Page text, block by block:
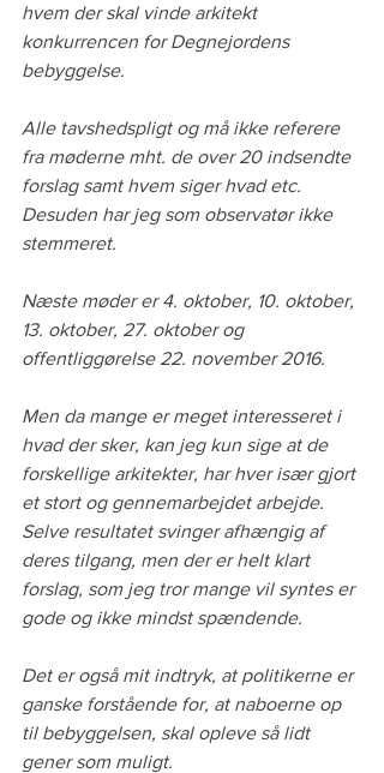
hvem der skal vinde arkitekt
konkurrencen for Degnejordens
bebyggelse.
Alle tavshedspligt og må ikke referere
fra møderne mht. de over 20 indsendte
forslag samt hvem siger hvad etc.
Desuden har jeg som observatør ikke
stemmeret.
Næste møder er 4. oktober, 10. oktober,
13. oktober, 27. oktober og
offentliggørelse 22. november 2016.
Men da mange er meget interesseret i
hvad der sker, kan jeg kun sige at de
forskellige arkitekter, har hver især gjort
et stort og gennemarbejdet arbejde.
Selve resultatet svinger afhængig af
deres tilgang, men der er helt klart
forslag, som jeg tror mange vil syntes er
gode og ikke mindst spændende.
Det er også mit indtryk, at politikerne er
ganske forstående for, at naboerne op
til bebyggelsen, skal opleve så lidt
gener som muligt.